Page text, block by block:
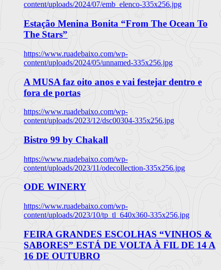
content/uploads/2024/07/emb_elenco-335x256.jpg
Estação Menina Bonita “From The Ocean To
The Stars”
https://www.ruadebaixo.com/wp-
content/uploads/2024/05/unnamed-335x256.jpg
A MUSA faz oito anos e vai festejar dentro e
fora de portas
https://www.ruadebaixo.com/wp-
content/uploads/2023/12/dsc00304-335x256.jpg
Bistro 99 by Chakall
https://www.ruadebaixo.com/wp-
content/uploads/2023/11/odecollection-335x256.jpg
ODE WINERY
https://www.ruadebaixo.com/wp-
content/uploads/2023/10/tp_tl_640x360-335x256.jpg
FEIRA GRANDES ESCOLHAS “VINHOS &
SABORES” ESTÁ DE VOLTA À FIL DE 14 A
16 DE OUTUBRO